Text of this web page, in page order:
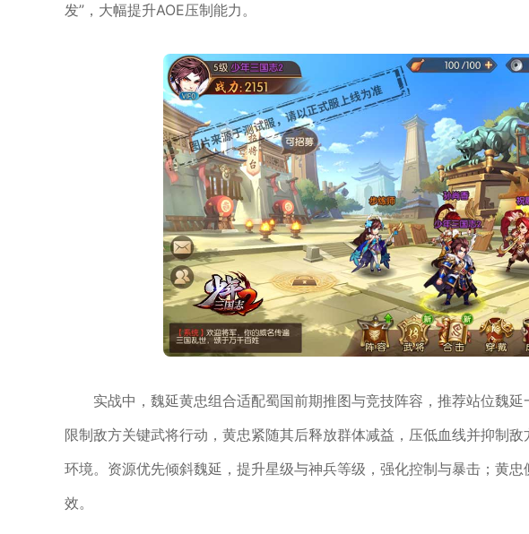
发”，大幅提升AOE压制能力。
实战中，魏延黄忠组合适配蜀国前期推图与竞技阵容，推荐站位魏
限制敌方关键武将行动，黄忠紧随其后释放群体减益，压低血线并抑制
环境。资源优先倾斜魏延，提升星级与神兵等级，强化控制与暴击；黄
效。